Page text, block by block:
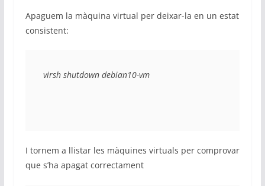
Apaguem la màquina virtual per deixar-la en un estat
consistent:
virsh shutdown debian10-vm
I tornem a llistar les màquines virtuals per comprovar
que s’ha apagat correctament